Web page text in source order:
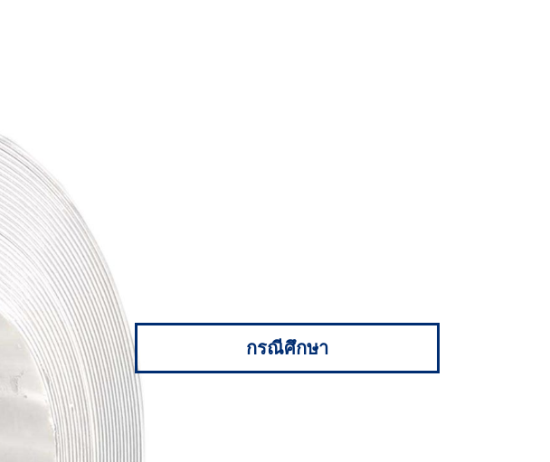
กรณีศึกษา
กรณีศึกษาของฮาวท์ตัน